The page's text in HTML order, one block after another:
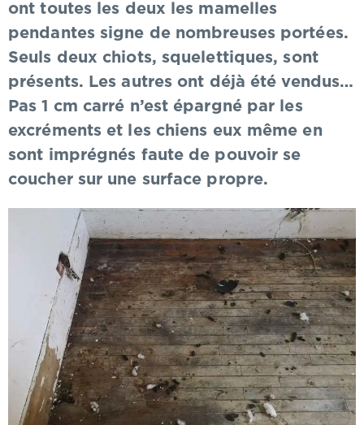
ont toutes les deux les mamelles
pendantes signe de nombreuses portées.
Seuls deux chiots, squelettiques, sont
présents. Les autres ont déjà été vendus…
Pas 1 cm carré n’est épargné par les
excréments et les chiens eux même en
sont imprégnés faute de pouvoir se
coucher sur une surface propre.